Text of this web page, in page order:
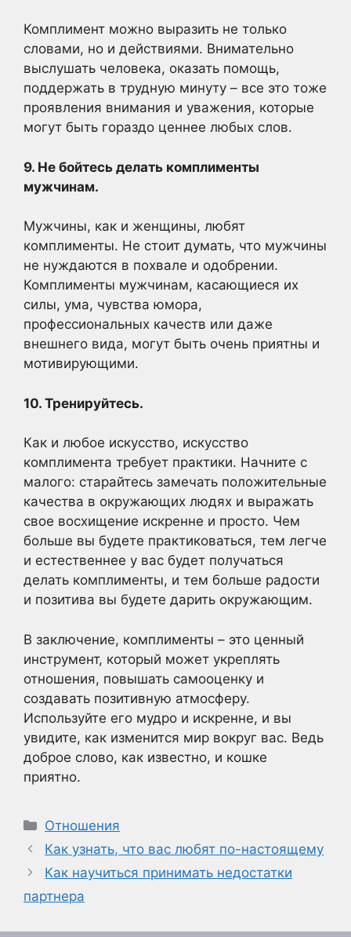
Комплимент можно выразить не только
словами, но и действиями. Внимательно
выслушать человека, оказать помощь,
поддержать в трудную минуту – все это тоже
проявления внимания и уважения, которые
могут быть гораздо ценнее любых слов.
9. Не бойтесь делать комплименты
мужчинам.
Мужчины, как и женщины, любят
комплименты. Не стоит думать, что мужчины
не нуждаются в похвале и одобрении.
Комплименты мужчинам, касающиеся их
силы, ума, чувства юмора,
профессиональных качеств или даже
внешнего вида, могут быть очень приятны и
мотивирующими.
10. Тренируйтесь.
Как и любое искусство, искусство
комплимента требует практики. Начните с
малого: старайтесь замечать положительные
качества в окружающих людях и выражать
свое восхищение искренне и просто. Чем
больше вы будете практиковаться, тем легче
и естественнее у вас будет получаться
делать комплименты, и тем больше радости
и позитива вы будете дарить окружающим.
В заключение, комплименты – это ценный
инструмент, который может укреплять
отношения, повышать самооценку и
создавать позитивную атмосферу.
Используйте его мудро и искренне, и вы
увидите, как изменится мир вокруг вас. Ведь
доброе слово, как известно, и кошке
приятно.
Рубрики
Отношения
Как узнать, что вас любят по-настоящему
Как научиться принимать недостатки
партнера